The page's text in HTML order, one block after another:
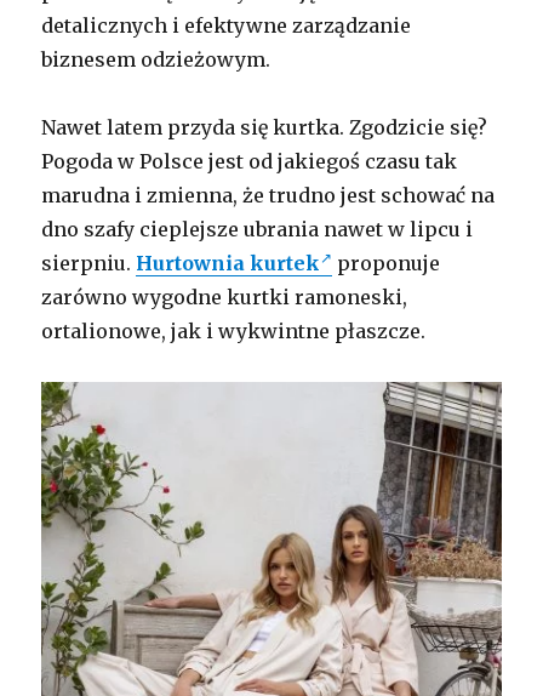
detalicznych i efektywne zarządzanie
biznesem odzieżowym.
Nawet latem przyda się kurtka. Zgodzicie się?
Pogoda w Polsce jest od jakiegoś czasu tak
marudna i zmienna, że trudno jest schować na
dno szafy cieplejsze ubrania nawet w lipcu i
sierpniu. Hurtownia kurtek
proponuje
zarówno wygodne kurtki ramoneski,
ortalionowe, jak i wykwintne płaszcze.